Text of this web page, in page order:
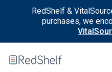
RedShelf &
purchases, we